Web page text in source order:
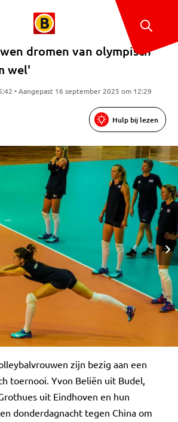
dromen van olympisch
wel'
• Aangepast 16 september 2025 om 12:29
Hulp bij lezen
zijn bezig aan een
toernooi. Yvon Beliën uit Budel,
uit Eindhoven en hun
donderdagnacht tegen China om